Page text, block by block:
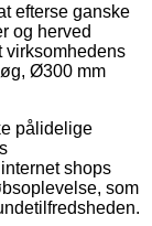
efterse ganske
og herved
virksomhedens
Ø300 mm
pålidelige
shops
som